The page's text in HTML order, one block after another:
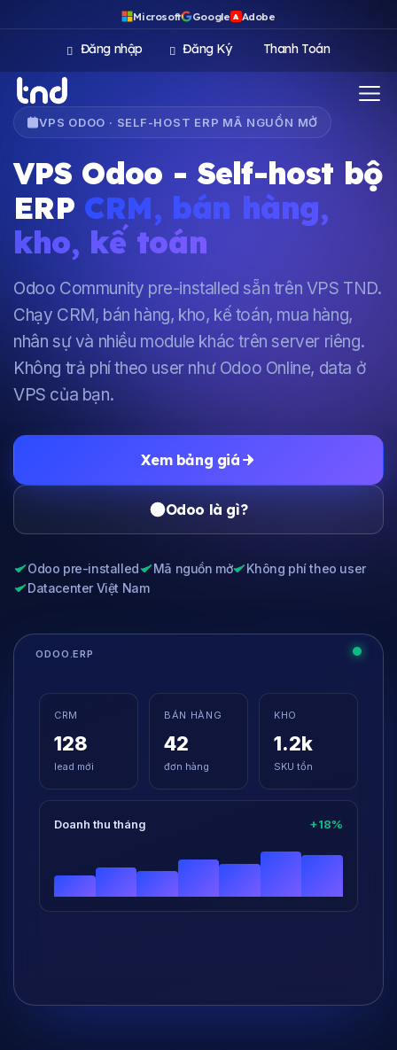
Microsoft Google A Adobe
Đăng nhập Đăng Ký Thanh Toán
VPS ODOO · SELF-HOST ERP MÃ NGUỒN MỞ
VPS Odoo - Self-host bộ
ERP CRM, bán hàng,
kho, kế toán
Odoo Community pre-installed sẵn trên VPS TND.
Chạy CRM, bán hàng, kho, kế toán, mua hàng,
nhân sự và nhiều module khác trên server riêng.
Không trả phí theo user như Odoo Online, data ở
VPS của bạn.
Xem bảng giá
Odoo là gì?
Odoo pre-installed Mã nguồn mở
Không phí theo user
Datacenter Việt Nam
CRM
128
lead mới
BÁN HÀNG
42
đơn hàng
KHO
1.2k
SKU tồn
Doanh thu tháng +18%